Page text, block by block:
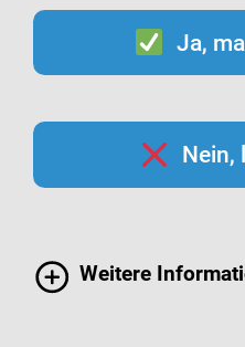
Ja,
Nein,
Weitere
Infografiken
finden Sie leicht